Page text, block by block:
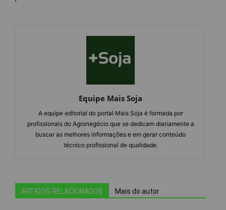
Equipe Mais Soja
A equipe editorial do portal Mais Soja é formada por
profissionais do Agronegócio que se dedicam diariamente a
buscar as melhores informações e em gerar conteúdo
técnico profissional de qualidade.
ARTIGOS RELACIONADOS Mais do autor